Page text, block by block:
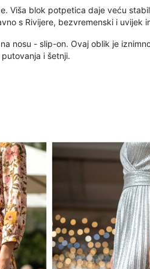
Viša blok potpetica daje veću
s Rivijere, bezvremenski i uvijek
nosu - slip-on. Ovaj oblik je
i šetnji.